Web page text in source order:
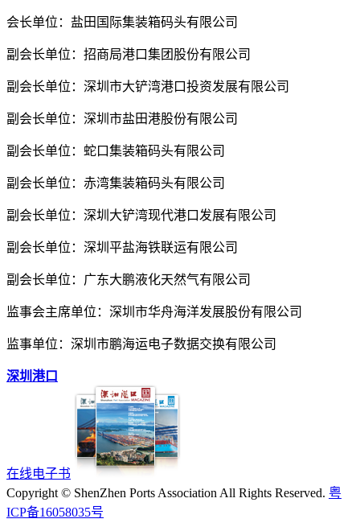
会长单位：盐田国际集装箱码头有限公司
副会长单位：招商局港口集团股份有限公司
副会长单位：深圳市大铲湾港口投资发展有限公司
副会长单位：深圳市盐田港股份有限公司
副会长单位：蛇口集装箱码头有限公司
副会长单位：赤湾集装箱码头有限公司
副会长单位：深圳大铲湾现代港口发展有限公司
副会长单位：深圳平盐海铁联运有限公司
副会长单位：广东大鹏液化天然气有限公司
监事会主席单位：深圳市华舟海洋发展股份有限公司
监事单位：深圳市鹏海运电子数据交换有限公司
深圳港口
在线电子书
Copyright © ShenZhen Ports Association All Rights Reserved. 粤
ICP备16058035号